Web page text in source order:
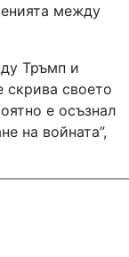
между
Тръмп и
скрива своето
е осъзнал
на войната”,